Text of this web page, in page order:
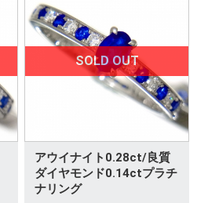
SOLD OUT
アウイナイト0.28ct/良質
ダイヤモンド0.14ctプラチ
ナリング